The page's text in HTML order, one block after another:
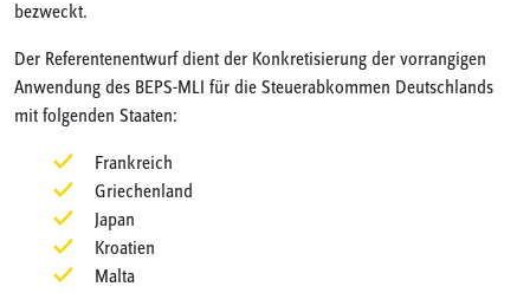
bezweckt.
Der Referentenentwurf dient der Konkretisierung der vorrangigen
Anwendung des BEPS-MLI für die Steuerabkommen Deutschlands
mit folgenden Staaten:
Frankreich
Griechenland
Japan
Kroatien
Malta